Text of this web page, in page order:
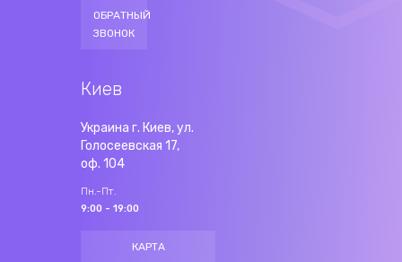
ОБРАТНЫЙ
ЗВОНОК
Киев
Украина г. Киев, ул.
Голосеевская 17,
оф. 104
Пн.-Пт.
9:00 - 19:00
КАРТА